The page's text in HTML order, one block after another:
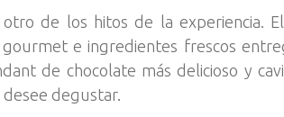
de los hitos de la experiencia.
e ingredientes frescos
de chocolate más delicioso y
degustar.